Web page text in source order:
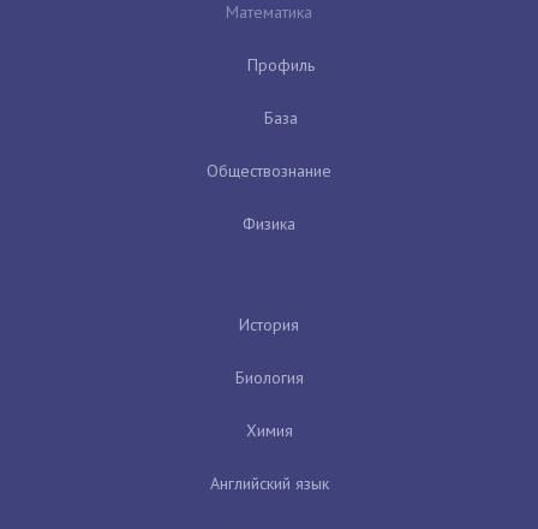
Математика
Профиль
База
Обществознание
Физика
История
Биология
Химия
Английский язык